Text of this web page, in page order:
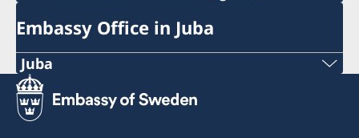
Embassy Office in Juba
Juba
The Embassy Office in Juba is open Monday-
Friday, 09.00-17.00, closed for lunch 12.30-